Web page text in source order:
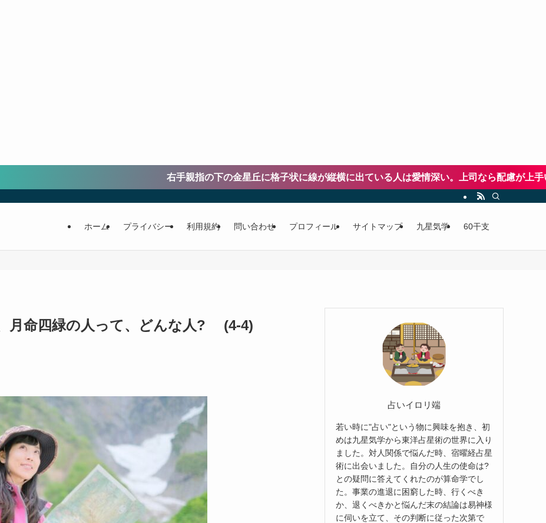
右手親指の下の金星丘に格子状に線が縦横に出ている人は愛情深い。上司なら配慮が上手い、恋人なら思
ホーム プライバシー 利用規約 問い合わせ プロフィール サイトマップ 九星気学 60干支
月命四緑の人って、どんな人? (4-4)
占いイロリ端
若い時に"占い"という物に興味を抱き、初
めは九星気学から東洋占星術の世界に入り
ました。対人関係で悩んだ時、宿曜経占星
術に出会いました。自分の人生の使命は?
との疑問に答えてくれたのが算命学でし
た。事業の進退に困窮した時、行くべき
か、退くべきかと悩んだ末の結論は易神様
に伺いを立て、その判断に従った次第で